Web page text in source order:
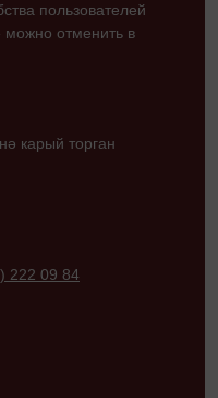
пользователей
можно отменить в
карый торган
222 09 84